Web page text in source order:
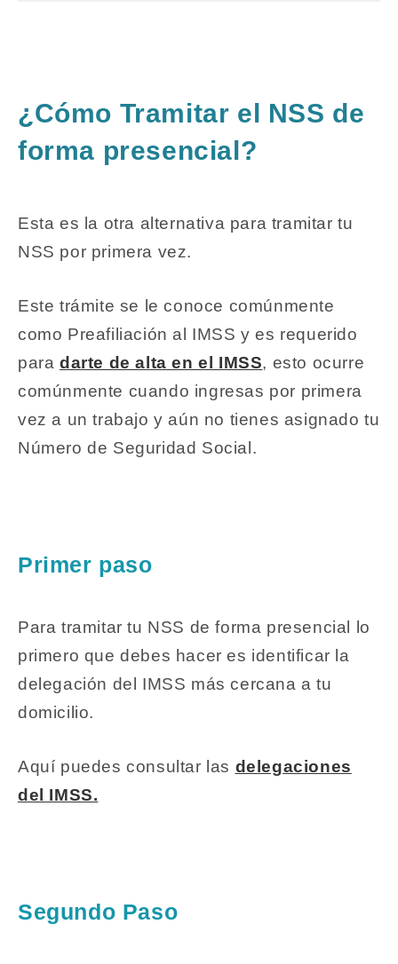
¿Cómo Tramitar el NSS de
forma presencial?
Esta es la otra alternativa para tramitar tu
NSS por primera vez.
Este trámite se le conoce comúnmente
como Preafiliación al IMSS y es requerido
para darte de alta en el IMSS, esto ocurre
comúnmente cuando ingresas por primera
vez a un trabajo y aún no tienes asignado tu
Número de Seguridad Social.
Primer paso
Para tramitar tu NSS de forma presencial lo
primero que debes hacer es identificar la
delegación del IMSS más cercana a tu
domicilio.
Aquí puedes consultar las delegaciones
del IMSS.
Segundo Paso